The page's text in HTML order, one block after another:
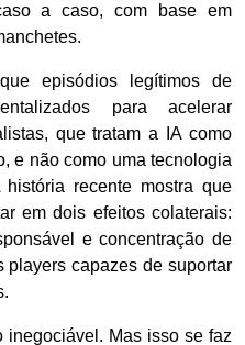
a caso, com base em
episódios legítimos de
para acelerar
que tratam a IA como
e não como uma tecnologia
recente mostra que
em dois efeitos colaterais:
e concentração de
players capazes de suportar
inegociável. Mas isso se faz